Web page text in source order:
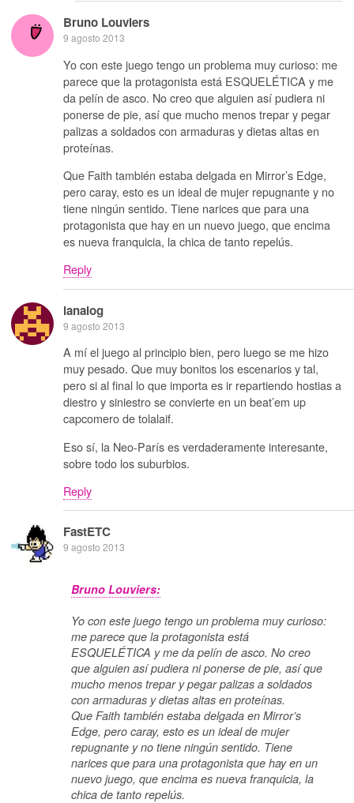
Bruno Louviers
9 agosto 2013
Yo con este juego tengo un problema muy curioso: me
parece que la protagonista está ESQUELÉTICA y me
da pelín de asco. No creo que alguien así pudiera ni
ponerse de pie, así que mucho menos trepar y pegar
palizas a soldados con armaduras y dietas altas en
proteínas.
Que Faith también estaba delgada en Mirror’s Edge,
pero caray, esto es un ideal de mujer repugnante y no
tiene ningún sentido. Tiene narices que para una
protagonista que hay en un nuevo juego, que encima
es nueva franquicia, la chica de tanto repelús.
Reply
lanalog
9 agosto 2013
A mí el juego al principio bien, pero luego se me hizo
muy pesado. Que muy bonitos los escenarios y tal,
pero si al final lo que importa es ir repartiendo hostias a
diestro y siniestro se convierte en un beat’em up
capcomero de tolalaif.
Eso sí, la Neo-París es verdaderamente interesante,
sobre todo los suburbios.
Reply
FastETC
9 agosto 2013
Bruno Louviers:
Yo con este juego tengo un problema muy curioso:
me parece que la protagonista está
ESQUELÉTICA y me da pelín de asco. No creo
que alguien así pudiera ni ponerse de pie, así que
mucho menos trepar y pegar palizas a soldados
con armaduras y dietas altas en proteínas.
Que Faith también estaba delgada en Mirror’s
Edge, pero caray, esto es un ideal de mujer
repugnante y no tiene ningún sentido. Tiene
narices que para una protagonista que hay en un
nuevo juego, que encima es nueva franquicia, la
chica de tanto repelús.